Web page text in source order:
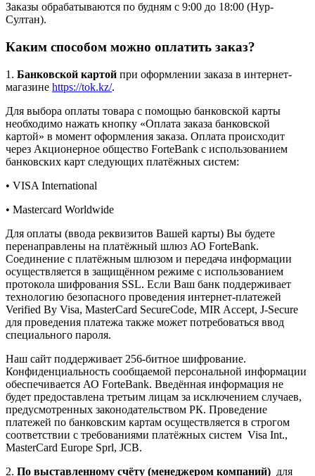
Заказы обрабатываются по будням с 9:00 до 18:00 (Нур-
Султан).
Каким способом можно оплатить заказ?
1. Банковской картой при оформлении заказа в интернет-
магазине https://tok.kz/.
Для выбора оплаты товара с помощью банковской карты
необходимо нажать кнопку «Оплата заказа банковской
картой» в момент оформления заказа. Оплата происходит
через Акционерное общество ForteBank с использованием
банковских карт следующих платёжных систем:
• VISA International
• Mastercard Worldwide
Для оплаты (ввода реквизитов Вашей карты) Вы будете
перенаправлены на платёжный шлюз АО ForteBank.
Соединение с платёжным шлюзом и передача информации
осуществляется в защищённом режиме с использованием
протокола шифрования SSL. Если Ваш банк поддерживает
технологию безопасного проведения интернет-платежей
Verified By Visa, MasterCard SecureCode, MIR Accept, J-Secure
для проведения платежа также может потребоваться ввод
специального пароля.
Наш сайт поддерживает 256-битное шифрование.
Конфиденциальность сообщаемой персональной информации
обеспечивается АО ForteBank. Введённая информация не
будет предоставлена третьим лицам за исключением случаев,
предусмотренных законодательством РК. Проведение
платежей по банковским картам осуществляется в строгом
соответствии с требованиями платёжных систем Visa Int.,
MasterCard Europe Sprl, JCB.
2. По выставленному счёту (менеджером компаний) для